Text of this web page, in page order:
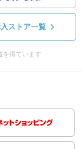
ストア一覧
を得ています